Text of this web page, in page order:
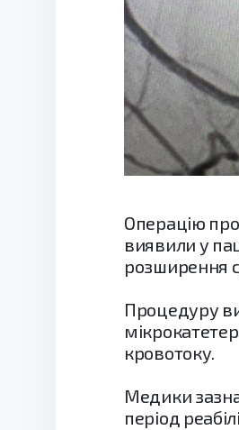
Операцію
виявили у
розширення
Процедуру
кровотоку.
Медики
період